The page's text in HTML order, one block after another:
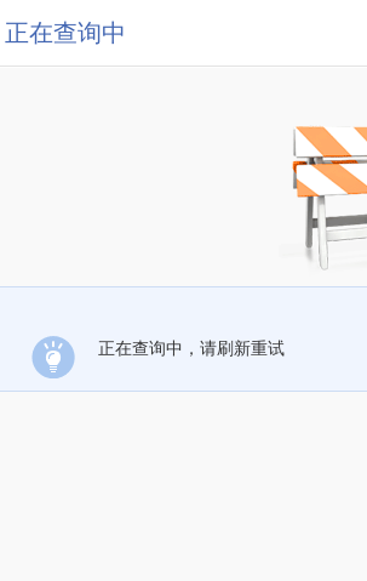
正在查询中
正在查询中，请刷新重试